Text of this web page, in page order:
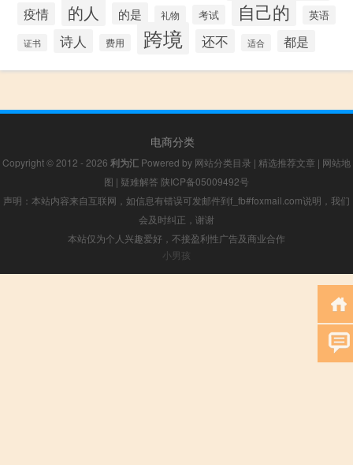
疫情 的人 的是 礼物 考试 自己的 英语
证书 诗人 费用 跨境 还不 适合 都是
电商分类
Copyright © 2012 - 2026 利为汇 Powered by 网站分类目录 | 精选推荐文章 | 网站地
图 | 疑难解答 陕ICP备05009492号
声明：本站内容来自互联网，如信息有错误可发邮件到f_fb#foxmail.com说明，我们
会及时纠正，谢谢
本站仅为个人兴趣爱好，不接盈利性广告及商业合作
小男孩